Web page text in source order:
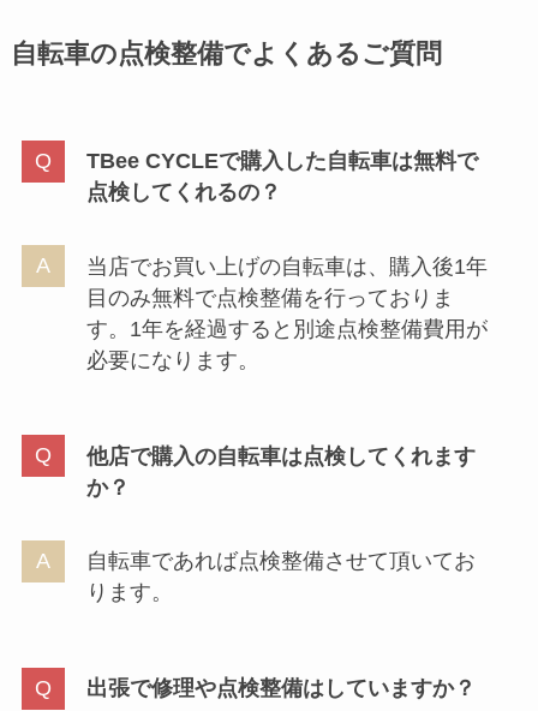
自転車の点検整備でよくあるご質問
TBee CYCLEで購入した自転車は無料で
点検してくれるの？
当店でお買い上げの自転車は、購入後1年
目のみ無料で点検整備を行っておりま
す。1年を経過すると別途点検整備費用が
必要になります。
他店で購入の自転車は点検してくれます
か？
自転車であれば点検整備させて頂いてお
ります。
出張で修理や点検整備はしていますか？